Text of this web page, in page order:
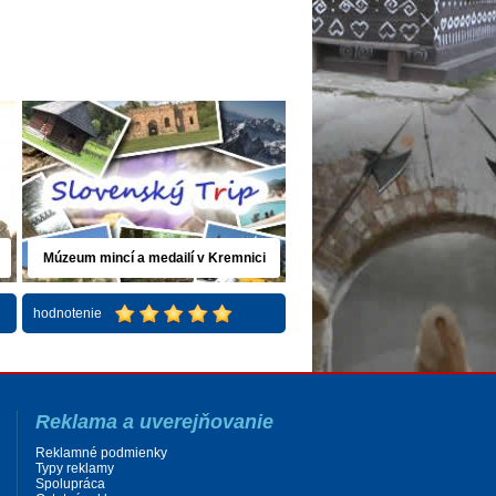
Múzeum mincí a medailí v Kremnici
hodnotenie
Reklama a uverejňovanie
Reklamné podmienky
Typy reklamy
Spolupráca